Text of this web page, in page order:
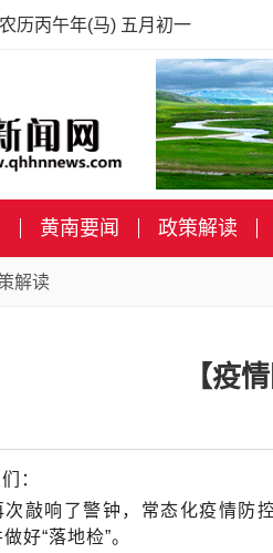
历丙午年(马) 五月初一
黄南要闻 政策解读
解读
【疫
：
敲响了警钟，常态化疫情防
好“落地检”。